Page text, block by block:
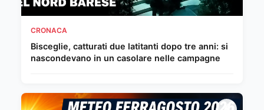
CRONACA
Bisceglie, catturati due latitanti dopo tre anni: si
nascondevano in un casolare nelle campagne